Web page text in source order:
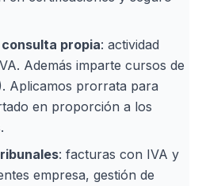
propia: actividad
Además imparte cursos de
Aplicamos prorrata para
en proporción a los
: facturas con IVA y
empresa, gestión de